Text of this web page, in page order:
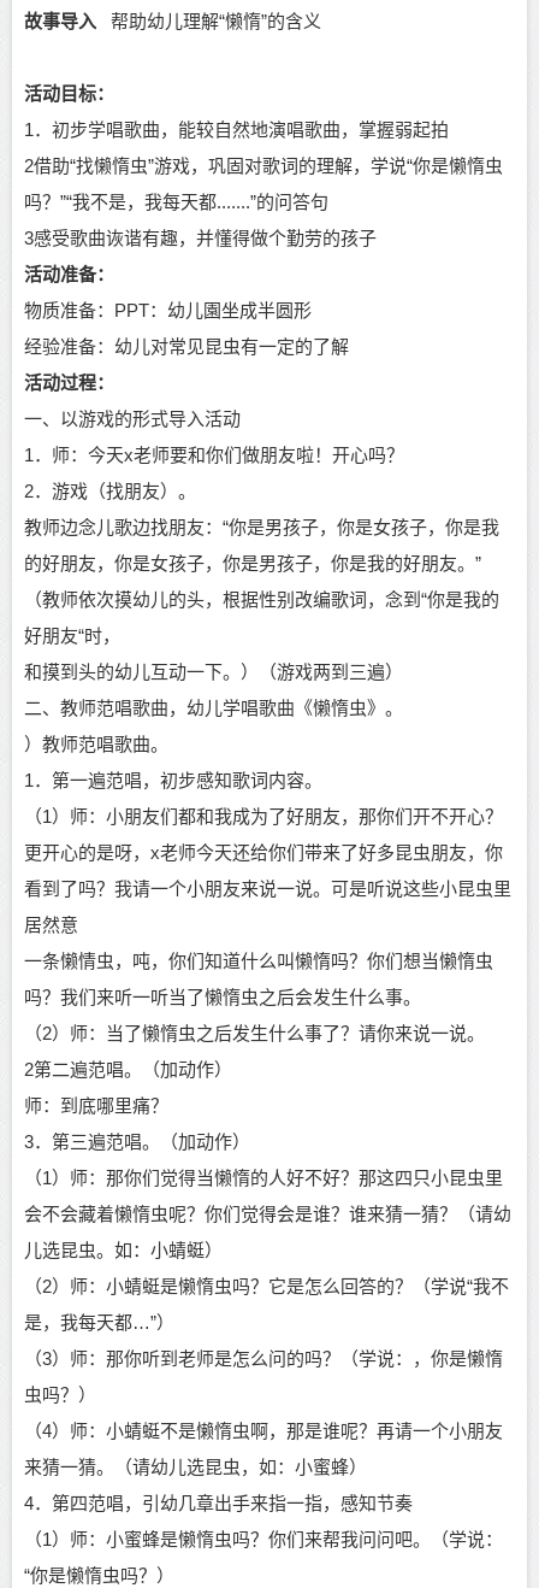
故事导入 帮助幼儿理解“懒惰”的含义
活动目标：
1．初步学唱歌曲，能较自然地演唱歌曲，掌握弱起拍
2借助“找懒惰虫”游戏，巩固对歌词的理解，学说“你是懒惰虫
吗？”“我不是，我每天都.......”的问答句
3感受歌曲诙谐有趣，并懂得做个勤劳的孩子
活动准备：
物质准备：PPT：幼儿園坐成半圆形
经验准备：幼儿对常见昆虫有一定的了解
活动过程：
一、以游戏的形式导入活动
1．师：今天x老师要和你们做朋友啦！开心吗？
2．游戏（找朋友）。
教师边念儿歌边找朋友：“你是男孩子，你是女孩子，你是我
的好朋友，你是女孩子，你是男孩子，你是我的好朋友。”
（教师依次摸幼儿的头，根据性别改编歌词，念到“你是我的
好朋友“时，
和摸到头的幼儿互动一下。）（游戏两到三遍）
二、教师范唱歌曲，幼儿学唱歌曲《懒惰虫》。
）教师范唱歌曲。
1．第一遍范唱，初步感知歌词内容。
（1）师：小朋友们都和我成为了好朋友，那你们开不开心？
更开心的是呀，x老师今天还给你们带来了好多昆虫朋友，你
看到了吗？我请一个小朋友来说一说。可是听说这些小昆虫里
居然意
一条懒情虫，吨，你们知道什么叫懒惰吗？你们想当懒惰虫
吗？我们来听一听当了懒惰虫之后会发生什么事。
（2）师：当了懒惰虫之后发生什么事了？请你来说一说。
2第二遍范唱。（加动作）
师：到底哪里痛？
3．第三遍范唱。（加动作）
（1）师：那你们觉得当懒惰的人好不好？那这四只小昆虫里
会不会藏着懒惰虫呢？你们觉得会是谁？谁来猜一猜？（请幼
儿选昆虫。如：小蜻蜓）
（2）师：小蜻蜓是懒惰虫吗？它是怎么回答的？（学说“我不
是，我每天都…”）
（3）师：那你听到老师是怎么问的吗？（学说：，你是懒惰
虫吗？）
（4）师：小蜻蜓不是懒惰虫啊，那是谁呢？再请一个小朋友
来猜一猜。（请幼儿选昆虫，如：小蜜蜂）
4．第四范唱，引幼几章出手来指一指，感知节奏
（1）师：小蜜蜂是懒惰虫吗？你们来帮我问问吧。（学说：
“你是懒惰虫吗？）